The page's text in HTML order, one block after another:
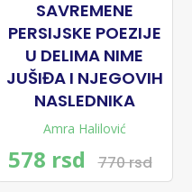
SAVREMENE
PERSIJSKE POEZIJE
U DELIMA NIME
JUŠIĐA I NJEGOVIH
NASLEDNIKA
Amra Halilović
578 rsd 770 rsd